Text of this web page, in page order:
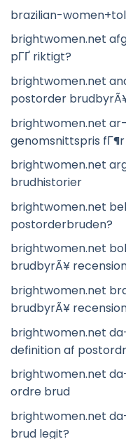
brazilian-
brightwomen.net
pГҐ riktigt?
brightwomen.net
postorder
brightwomen.net
genomsnittspris
brightwomen.net
brudhistorier
brightwomen.net
postorderbruden?
brightwomen.net
brudbyrÃ¥
brightwomen.net
brudbyrÃ¥
brightwomen.net
definition af
brightwomen.net
ordre brud
brightwomen.net
brud legit?